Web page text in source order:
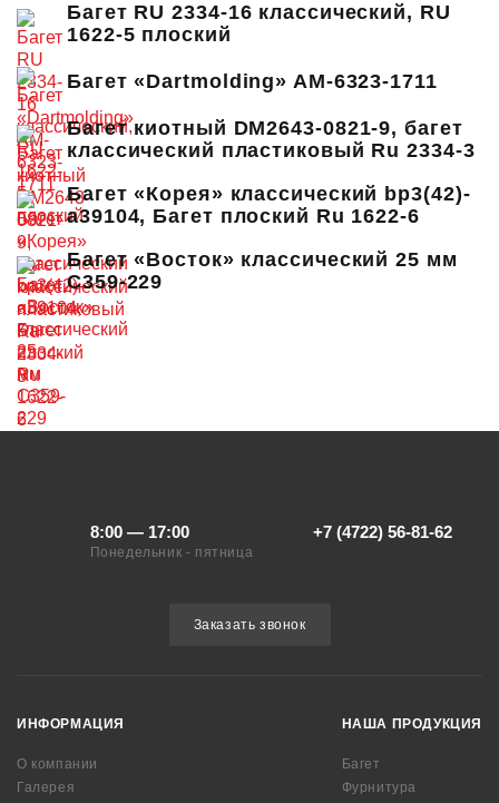
Багет RU 2334-16 классический, RU
1622-5 плоский
Багет «Dartmolding» AM-6323-1711
Багет киотный DM2643-0821-9, багет
классический пластиковый Ru 2334-3
Багет «Корея» классический bp3(42)-
a39104, Багет плоский Ru 1622-6
Багет «Восток» классический 25 мм
C359-229
8:00 — 17:00
Понедельник - пятница
+7 (4722) 56-81-62
Заказать звонок
ИНФОРМАЦИЯ
О компании
Галерея
НАША ПРОДУКЦИЯ
Багет
Фурнитура